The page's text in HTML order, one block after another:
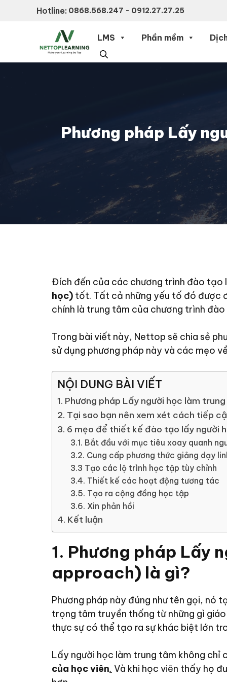
Hotline: 0868.568.247 - 0912.27.27.25
LMS Phần mềm
Phương pháp Lấy
Đích đến của các chương trình đào
học) tốt. Tất cả những yếu tố đó được
chính là trung tâm của chương trình
Trong bài viết này, Nettop sẽ chia sẻ
sử dụng phương pháp này và các mẹo
NỘI DUNG BÀI VIẾT
1. Phương pháp Lấy người học làm
2. Tại sao bạn nên xem xét cách tiếp
3. 6 mẹo để thiết kế đào tạo lấy người
3.1. Bắt đầu với mục tiêu xoay quanh
3.2. Cung cấp phương thức giảng dạy
3.3 Tạo các lộ trình học tập tùy chỉnh
3.4. Thiết kế các hoạt động tương tác
3.5. Tạo ra cộng đồng học tập
3.6. Xin phản hồi
4. Kết luận
1. Phương pháp Lấy
approach) là gì?
Phương pháp này đúng như tên gọi, nó
trọng tâm truyền thống từ những gì
thực sự có thể tạo ra sự khác biệt lớn
Lấy người học làm trung tâm không chỉ
của học viên. Và khi học viên thấy họ